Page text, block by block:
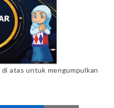
atas untuk mengumpulkan